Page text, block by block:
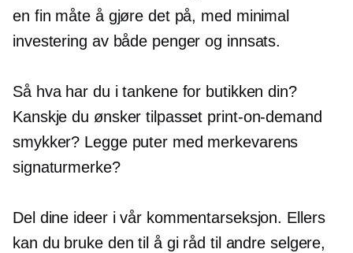
en fin måte å gjøre det på, med minimal
investering av både penger og innsats.
Så hva har du i tankene for butikken din?
Kanskje du ønsker tilpasset print-on-demand
smykker? Legge puter med merkevarens
signaturmerke?
Del dine ideer i vår kommentarseksjon. Ellers
kan du bruke den til å gi råd til andre selgere,